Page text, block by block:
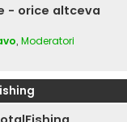
- orice altceva
, Moderatori